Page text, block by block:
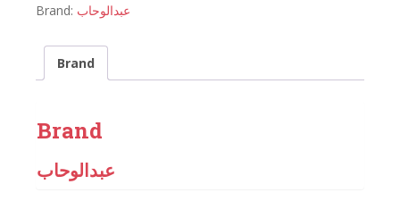
Brand: عبدالوحاب
Brand
Brand
عبدالوحاب